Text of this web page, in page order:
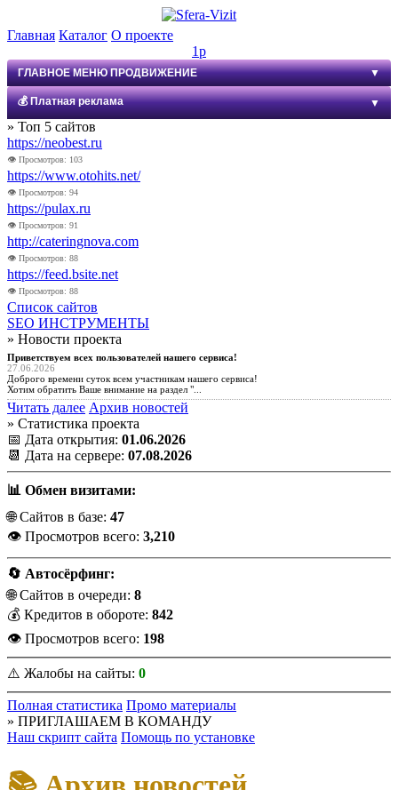
Главная Каталог О проекте
1р
ГЛАВНОЕ МЕНЮ ПРОДВИЖЕНИЕ ▼
НОВЫЙ VIP КАТАЛОГ
VIP КАТАЛОГ OLD
АВТОСЁРФИНГ
СТЕНА БАННЕРОВ 468х60
СТЕНА ССЫЛОК
SEO ИНСТРУМЕНТЫ
СТАТИСТИКА САЙТА
НОВОСТИ САЙТА
ПРОМО МАТЕРИАЛЫ
ПРАВИЛА
ПОМОЩЬ
ПОДДЕРЖКА
💰 Платная реклама ▼
Баннер в шапке 10₽
Баннер во фрейме 20₽
Баннер 200×300 10₽
Ссылка в бегущей строке 1₽
Реклама в центре, клик для обмена визитами 3₽
Баннер 200×200 5₽
Рекламная цепочка 1₽ (замещаемая)
» Топ 5 сайтов
https://neobest.ru
👁 Просмотров: 103
https://www.otohits.net/
👁 Просмотров: 94
https://pulax.ru
👁 Просмотров: 91
http://cateringnova.com
👁 Просмотров: 88
https://feed.bsite.net
👁 Просмотров: 88
Список сайтов
SEO ИНСТРУМЕНТЫ
» Новости проекта
Приветствуем всех пользователей нашего сервиса!
27.06.2026
Доброго времени суток всем участникам нашего сервиса!
Хотим обратить Ваше внимание на раздел "...
Читать далее Архив новостей
» Статистика проекта
📅 Дата открытия: 01.06.2026
📆 Дата на сервере: 07.08.2026
📊 Обмен визитами:
🌐 Сайтов в базе: 47
👁️ Просмотров всего: 3,210
🔄 Автосёрфинг:
🌐 Сайтов в очереди: 8
💰 Кредитов в обороте: 842
👁️ Просмотров всего: 198
⚠️ Жалобы на сайты: 0
Полная статистика Промо материалы
» ПРИГЛАШАЕМ В КОМАНДУ
Наш скрипт сайта Помощь по установке